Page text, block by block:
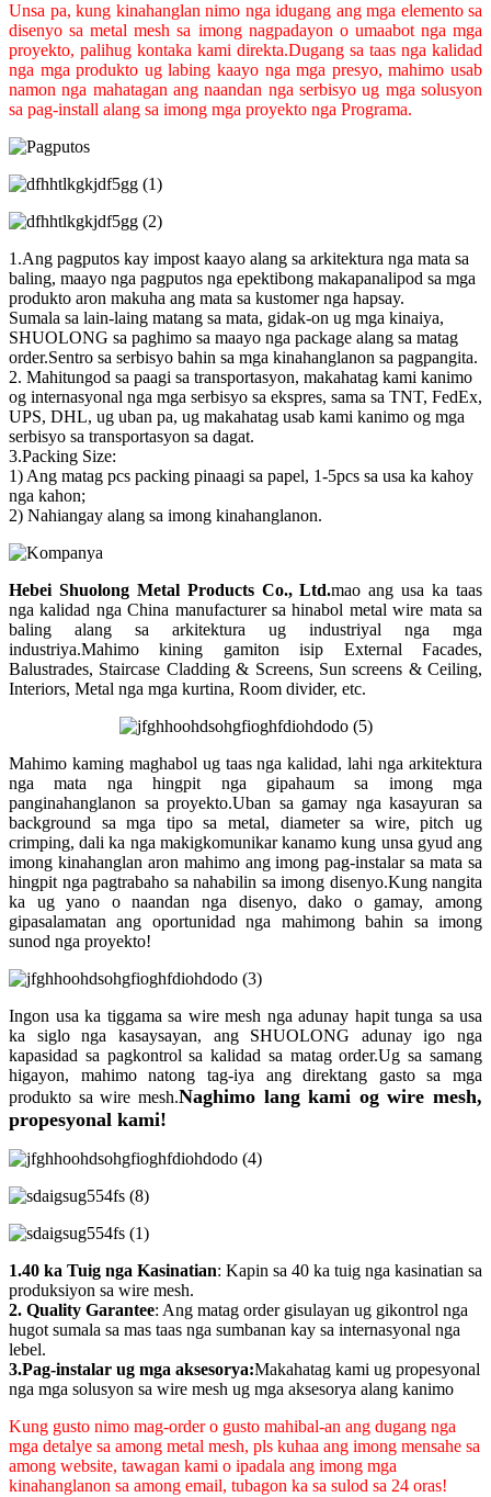
Unsa pa, kung kinahanglan nimo nga idugang ang mga elemento sa
disenyo sa metal mesh sa imong nagpadayon o umaabot nga mga
proyekto, palihug kontaka kami direkta.Dugang sa taas nga kalidad
nga mga produkto ug labing kaayo nga mga presyo, mahimo usab
namon nga mahatagan ang naandan nga serbisyo ug mga solusyon
sa pag-install alang sa imong mga proyekto nga Programa.
1.Ang pagputos kay impost kaayo alang sa arkitektura nga mata sa
baling, maayo nga pagputos nga epektibong makapanalipod sa mga
produkto aron makuha ang mata sa kustomer nga hapsay.
Sumala sa lain-laing matang sa mata, gidak-on ug mga kinaiya,
SHUOLONG sa paghimo sa maayo nga package alang sa matag
order.Sentro sa serbisyo bahin sa mga kinahanglanon sa pagpangita.
2. Mahitungod sa paagi sa transportasyon, makahatag kami kanimo
og internasyonal nga mga serbisyo sa ekspres, sama sa TNT, FedEx,
UPS, DHL, ug uban pa, ug makahatag usab kami kanimo og mga
serbisyo sa transportasyon sa dagat.
3.Packing Size:
1) Ang matag pcs packing pinaagi sa papel, 1-5pcs sa usa ka kahoy
nga kahon;
2) Nahiangay alang sa imong kinahanglanon.
Hebei Shuolong Metal Products Co., Ltd.mao ang usa ka taas
nga kalidad nga China manufacturer sa hinabol metal wire mata sa
baling alang sa arkitektura ug industriyal nga mga
industriya.Mahimo kining gamiton isip External Facades,
Balustrades, Staircase Cladding & Screens, Sun screens & Ceiling,
Interiors, Metal nga mga kurtina, Room divider, etc.
Mahimo kaming maghabol ug taas nga kalidad, lahi nga arkitektura
nga mata nga hingpit nga gipahaum sa imong mga
panginahanglanon sa proyekto.Uban sa gamay nga kasayuran sa
background sa mga tipo sa metal, diameter sa wire, pitch ug
crimping, dali ka nga makigkomunikar kanamo kung unsa gyud ang
imong kinahanglan aron mahimo ang imong pag-instalar sa mata sa
hingpit nga pagtrabaho sa nahabilin sa imong disenyo.Kung nangita
ka ug yano o naandan nga disenyo, dako o gamay, among
gipasalamatan ang oportunidad nga mahimong bahin sa imong
sunod nga proyekto!
Ingon usa ka tiggama sa wire mesh nga adunay hapit tunga sa usa
ka siglo nga kasaysayan, ang SHUOLONG adunay igo nga
kapasidad sa pagkontrol sa kalidad sa matag order.Ug sa samang
higayon, mahimo natong tag-iya ang direktang gasto sa mga
produkto sa wire mesh.Naghimo lang kami og wire mesh,
propesyonal kami!
1.40 ka Tuig nga Kasinatian: Kapin sa 40 ka tuig nga kasinatian sa
produksiyon sa wire mesh.
2. Quality Garantee: Ang matag order gisulayan ug gikontrol nga
hugot sumala sa mas taas nga sumbanan kay sa internasyonal nga
lebel.
3.Pag-instalar ug mga aksesorya:Makahatag kami ug propesyonal
nga mga solusyon sa wire mesh ug mga aksesorya alang kanimo
Kung gusto nimo mag-order o gusto mahibal-an ang dugang nga
mga detalye sa among metal mesh, pls kuhaa ang imong mensahe sa
among website, tawagan kami o ipadala ang imong mga
kinahanglanon sa among email, tubagon ka sa sulod sa 24 oras!